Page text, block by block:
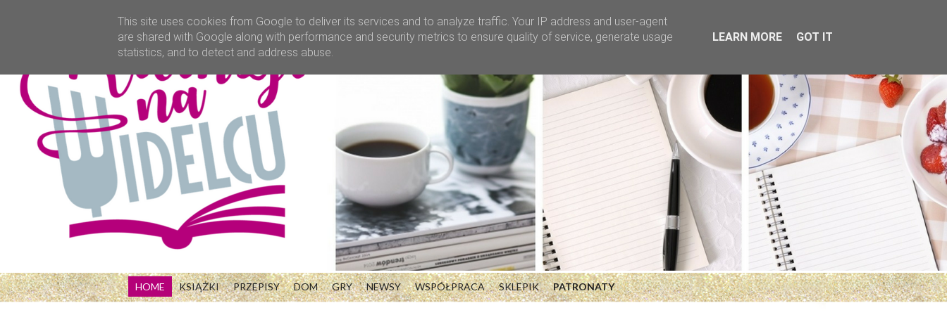
HOME KSIĄŻKI PRZEPISY DOM GRY NEWSY WSPÓŁPRACA SKLEPIK PATRONATY
This site uses cookies from Google to deliver its services and to analyze traffic. Your IP address and user-agent
are shared with Google along with performance and security metrics to ensure quality of service, generate usage
statistics, and to detect and address abuse.
LEARN MORE GOT IT